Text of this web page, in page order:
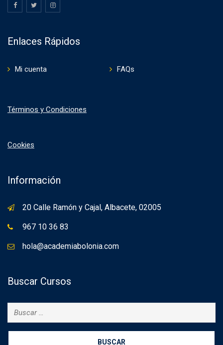
Enlaces Rápidos
Mi cuenta FAQs
Términos y Condiciones
Cookies
Información
20 Calle Ramón y Cajal, Albacete, 02005
967 10 36 83
hola@academiabolonia.com
Buscar Cursos
Buscar: